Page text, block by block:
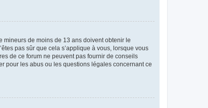
de moins de 13 ans doivent obtenir le
pas sûr que cela s’applique à vous, lorsque vous
de ce forum ne peuvent pas fournir de conseils
pour les abus ou les questions légales concernant ce